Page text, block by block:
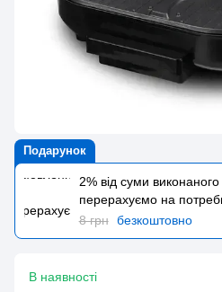
Подарунок
2% від суми
перерахуємо на
8 грн безкоштовно
В наявності